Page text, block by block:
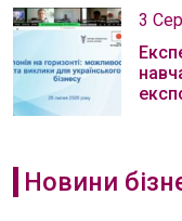
3
Новини